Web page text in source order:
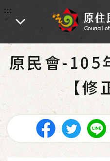
:::
:::
首頁 - 為民服
原民會-105
【修